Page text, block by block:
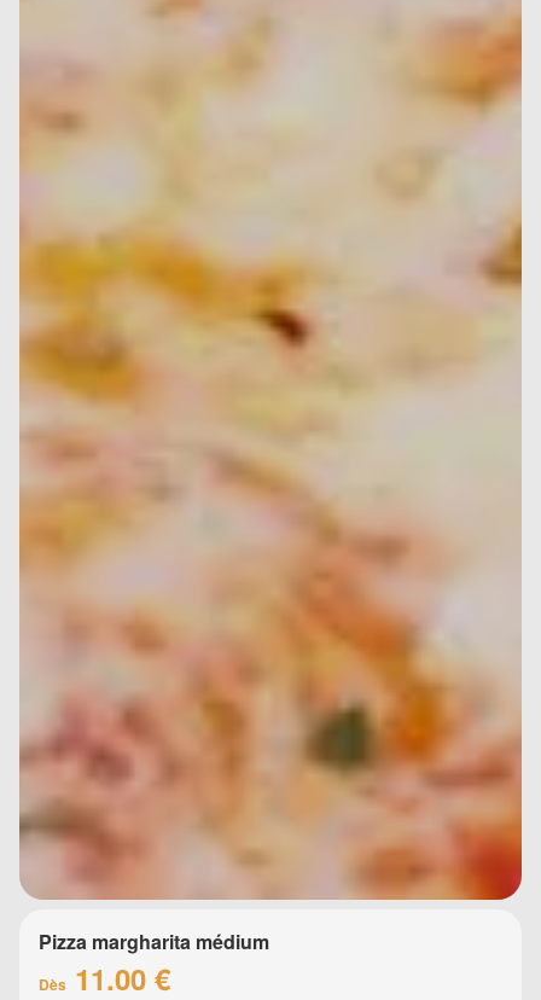
Pizza margharita médium
Dès 11.00 €